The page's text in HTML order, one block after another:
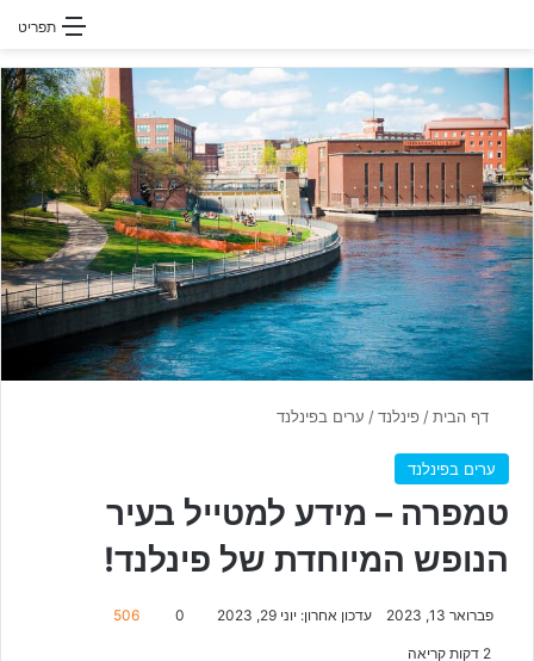
תפריט
דף הבית/פינלנד/ ערים בפינלנד
ערים בפינלנד
טמפרה – מידע למטייל בעיר
הנופש המיוחדת של פינלנד!
פברואר 13, 2023 עדכון אחרון: יוני 29, 2023 0
506